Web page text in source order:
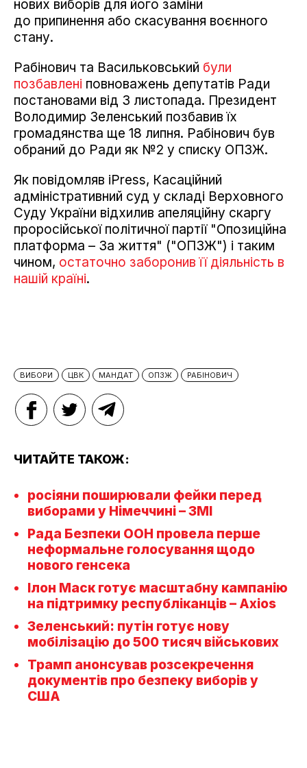
нових виборів для його заміни
до припинення або скасування воєнного
стану.
Рабінович та Васильковський були
позбавлені повноважень депутатів Ради
постановами від 3 листопада. Президент
Володимир Зеленський позбавив їх
громадянства ще 18 липня. Рабінович був
обраний до Ради як №2 у списку ОПЗЖ.
Як повідомляв iPress, Касаційний
адміністративний суд у складі Верховного
Суду України відхилив апеляційну скаргу
проросійської політичної партії "Опозиційна
платформа – За життя" ("ОПЗЖ") і таким
чином, остаточно заборонив її діяльність в
нашій країні.
ВИБОРИ ЦВК МАНДАТ ОПЗЖ РАБІНОВИЧ
ЧИТАЙТЕ ТАКОЖ:
росіяни поширювали фейки перед
виборами у Німеччині – ЗМІ
Рада Безпеки ООН провела перше
неформальне голосування щодо
нового генсека
Ілон Маск готує масштабну кампанію
на підтримку республіканців – Axios
Зеленський: путін готує нову
мобілізацію до 500 тисяч військових
Трамп анонсував розсекречення
документів про безпеку виборів у
США